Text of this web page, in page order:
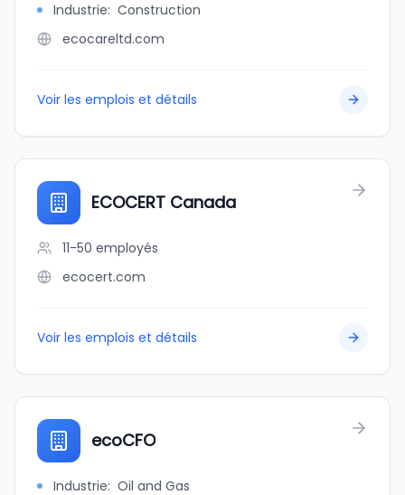
Industrie: Construction
ecocareltd.com
Voir les emplois et détails
ECOCERT Canada
11-50 employés
ecocert.com
Voir les emplois et détails
ecoCFO
Industrie: Oil and Gas